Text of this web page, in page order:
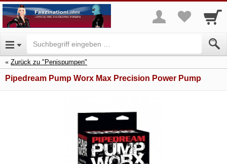
Zurück zu "Penispumpen"
Pipedream Pump Worx Max Precision Power Pump